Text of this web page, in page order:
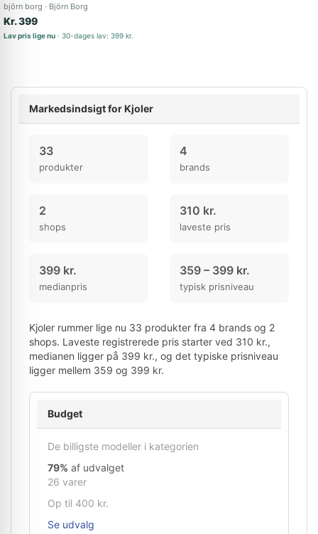
björn borg Björn Borg
Kr. 399
Lav pris lige nu 30-dages lav: 399 kr.
Markedsindsigt for Kjoler
33
produkter
4
brands
2
shops
310 kr.
laveste pris
399 kr.
medianpris
359 – 399 kr.
typisk prisniveau
Kjoler rummer lige nu 33 produkter fra 4 brands og 2
shops. Laveste registrerede pris starter ved 310 kr.,
medianen ligger på 399 kr., og det typiske prisniveau
ligger mellem 359 og 399 kr.
Budget
De billigste modeller i kategorien
79% af udvalget
26 varer
Op til 400 kr.
Se udvalg